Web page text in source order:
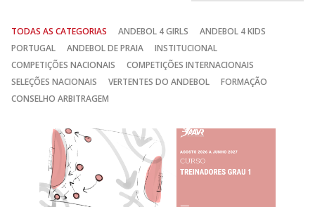
TODAS AS CATEGORIAS ANDEBOL 4 GIRLS
ANDEBOL 4 KIDS
PORTUGAL
ANDEBOL DE PRAIA
INSTITUCIONAL
COMPETIÇÕES NACIONAIS
COMPETIÇÕES INTERNACIONAIS
SELEÇÕES NACIONAIS
VERTENTES DO ANDEBOL
FORMAÇÃO
CONSELHO ARBITRAGEM
Anterior